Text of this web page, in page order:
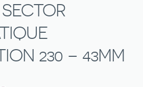
230 – 43MM